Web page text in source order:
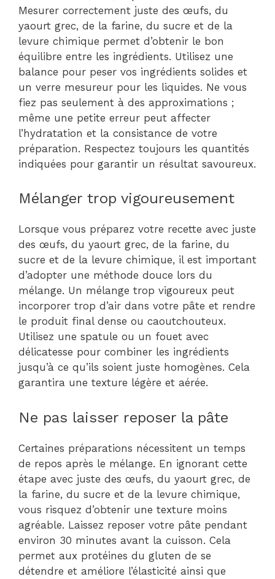
Mesurer correctement juste des œufs, du
yaourt grec, de la farine, du sucre et de la
levure chimique permet d’obtenir le bon
équilibre entre les ingrédients. Utilisez une
balance pour peser vos ingrédients solides et
un verre mesureur pour les liquides. Ne vous
fiez pas seulement à des approximations ;
même une petite erreur peut affecter
l’hydratation et la consistance de votre
préparation. Respectez toujours les quantités
indiquées pour garantir un résultat savoureux.
Mélanger trop vigoureusement
Lorsque vous préparez votre recette avec juste
des œufs, du yaourt grec, de la farine, du
sucre et de la levure chimique, il est important
d’adopter une méthode douce lors du
mélange. Un mélange trop vigoureux peut
incorporer trop d’air dans votre pâte et rendre
le produit final dense ou caoutchouteux.
Utilisez une spatule ou un fouet avec
délicatesse pour combiner les ingrédients
jusqu’à ce qu’ils soient juste homogènes. Cela
garantira une texture légère et aérée.
Ne pas laisser reposer la pâte
Certaines préparations nécessitent un temps
de repos après le mélange. En ignorant cette
étape avec juste des œufs, du yaourt grec, de
la farine, du sucre et de la levure chimique,
vous risquez d’obtenir une texture moins
agréable. Laissez reposer votre pâte pendant
environ 30 minutes avant la cuisson. Cela
permet aux protéines du gluten de se
détendre et améliore l’élasticité ainsi que